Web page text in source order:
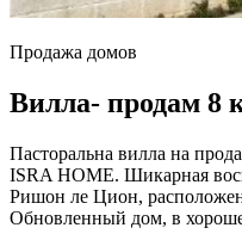
Продажа домов
Вилла- продам 8
Пасторальна вилла на
ISRA HOME. Шикарная
Ришон ле Цион,
Обновленный дом, в